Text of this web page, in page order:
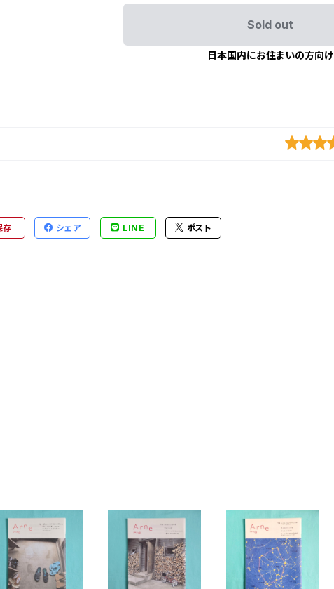
Sold out
日本国内にお住まいの方向け
存 シェア LINE ポスト